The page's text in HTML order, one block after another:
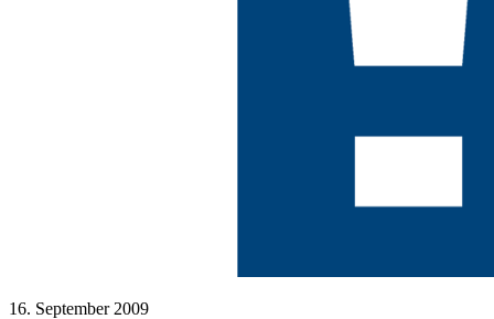
16. September 2009